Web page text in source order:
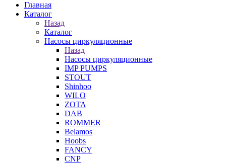
Главная
Каталог
Назад
Каталог
Насосы циркуляционные
Назад
Насосы циркуляционные
IMP PUMPS
STOUT
Shinhoo
WILO
ZOTA
DAB
ROMMER
Belamos
Hoobs
FANCY
CNP